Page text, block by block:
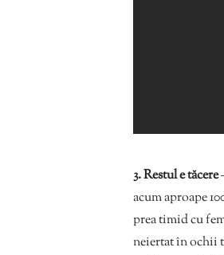
3. Restul e tăcere
acum aproape
prea timid cu
neiertat în ochii